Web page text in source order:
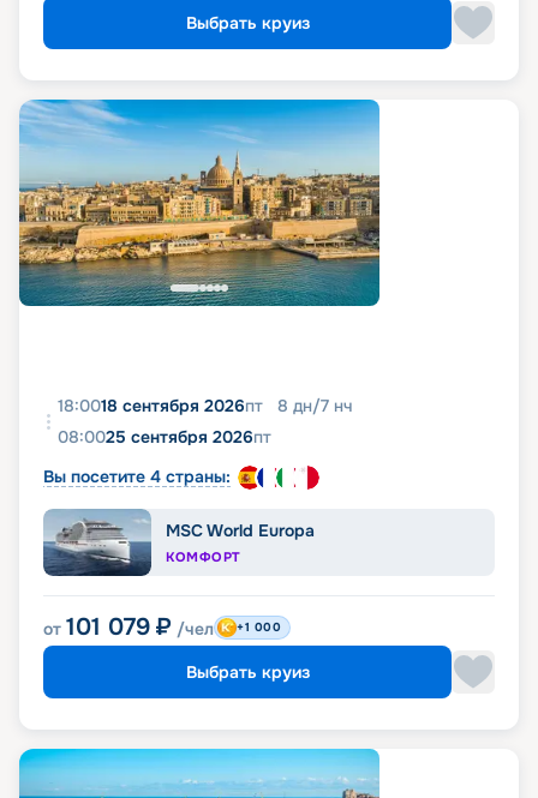
Выбрать круиз
18:0018 сентября 2026пт 8 дн/7 нч
08:0025 сентября 2026пт
Вы посетите 4 страны:
MSC World Europa
КОМФОРТ
от 101 079 ₽ /чел +1 000
Выбрать круиз